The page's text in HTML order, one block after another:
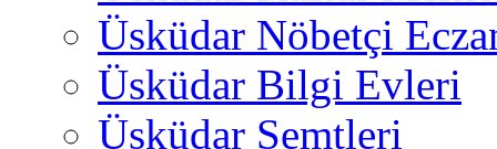
Üsküdar Nöbetçi
Üsküdar Bilgi Evleri
Üsküdar Semtleri